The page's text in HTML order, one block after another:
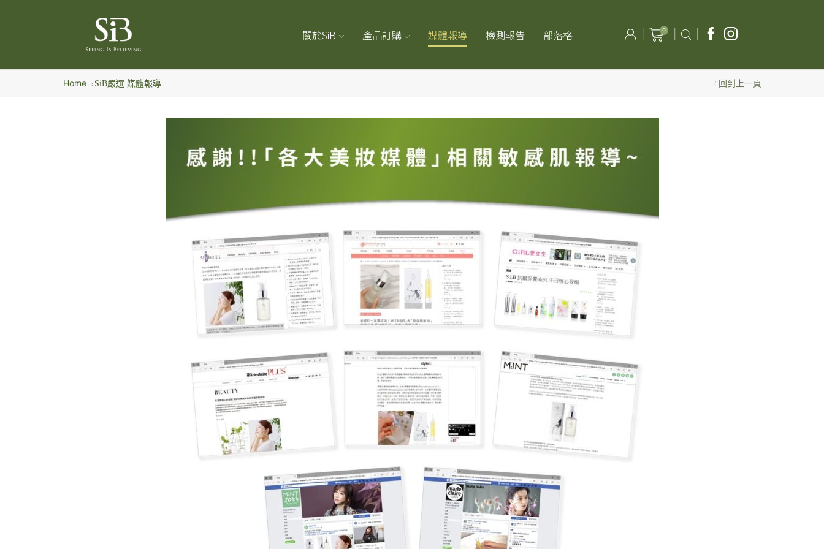
關於SiB 產品訂購 媒體報導 檢測報告 部落格 0
回到上一頁
Home SiB嚴選 媒體報導